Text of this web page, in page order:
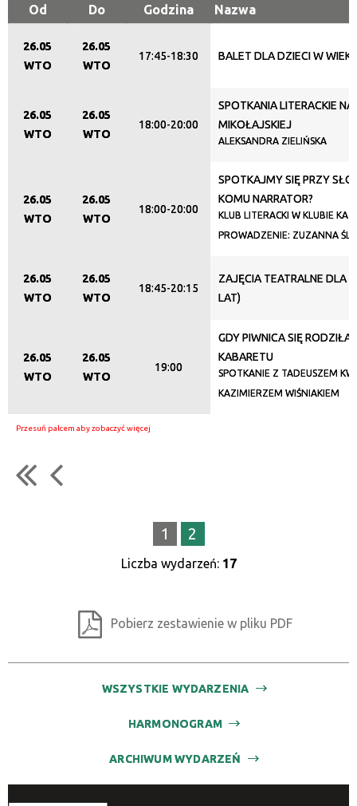
Od Do Godzina Nazwa
26.05
WTO
26.05
WTO
17:45-18:30 BALET DLA DZIECI W
26.05
WTO
26.05
WTO
18:00-20:00
SPOTKANIA LITERACKIE NA
MIKOŁAJSKIEJ
ALEKSANDRA ZIELIŃSKA
26.05
WTO
26.05
WTO
18:00-20:00
SPOTKAJMY SIĘ PRZY
KOMU NARRATOR?
KLUB LITERACKI W KLUBIE
PROWADZENIE: ZUZANNA
26.05
WTO
26.05
WTO
18:45-20:15
ZAJĘCIA TEATRALNE DLA
LAT)
26.05
WTO
26.05
WTO
19:00
GDY PIWNICA SIĘ RODZIŁA
KABARETU
SPOTKANIE Z TADEUSZEM
KAZIMIERZEM WIŚNIAKIEM
1 2
Liczba wydarzeń: 17
Pobierz zestawienie w pliku PDF
WSZYSTKIE WYDARZENIA
HARMONOGRAM
ARCHIWUM WYDARZEŃ